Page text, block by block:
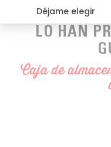
LO HAN
Caja de